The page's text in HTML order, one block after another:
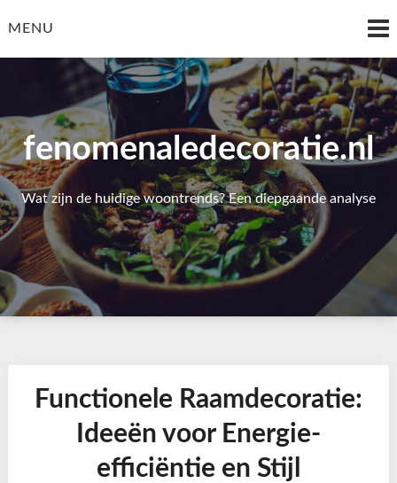
toMENU
fenomenaledecoratie.nl
Wat zijn de huidige woontrends? Een diepgaande analyse
Functionele Raamdecoratie:
Ideeën voor Energie-
efficiëntie en Stijl